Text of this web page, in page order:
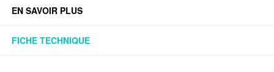
EN SAVOIR PLUS
FICHE TECHNIQUE